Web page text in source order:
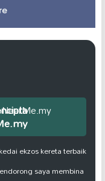
ekzos kereta terbaik
saya membina